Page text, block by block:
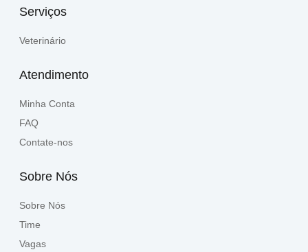
Serviços
Veterinário
Atendimento
Minha Conta
FAQ
Contate-nos
Sobre Nós
Sobre Nós
Time
Vagas